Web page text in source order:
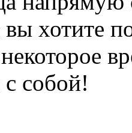
хотите
с собой!